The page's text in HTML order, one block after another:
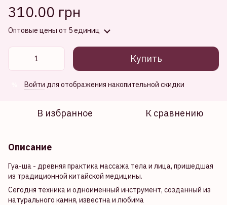
310.00 грн
Оптовые цены от 5 единиц
Купить
Войти для отображения накопительной скидки
В избранное К сравнению
Описание
Гуа-ша - древняя практика массажа тела и лица, пришедшая
из традиционной китайской медицины.
Сегодня техника и одноименный инструмент, созданный из
натурального камня, известна и любима